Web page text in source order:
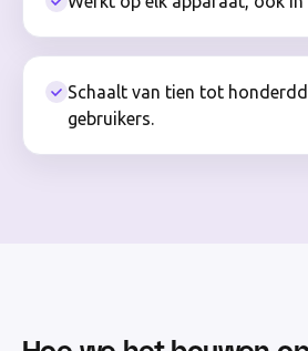
Schaalt van tien tot
gebruikers.